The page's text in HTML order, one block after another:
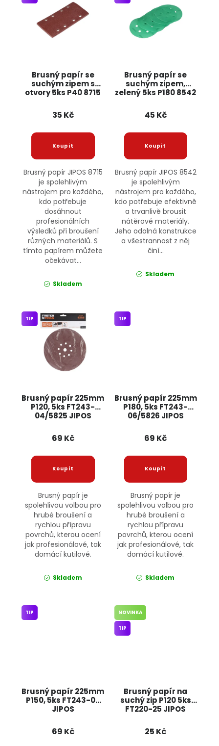
Brusný papír se
suchým zipem s
otvory 5ks P40 8715
35 Kč
Brusný papír JIPOS 8715
je spolehlivým
nástrojem pro každého,
kdo potřebuje
dosáhnout
profesionálních
výsledků při broušení
různých materiálů. S
tímto papírem můžete
očekávat...
Skladem
Brusný papír se
suchým zipem,
zelený 5ks P180 8542
45 Kč
Brusný papír JIPOS 8542
je spolehlivým
nástrojem pro každého,
kdo potřebuje efektivně
a trvanlivě brousit
nátěrové materiály.
Jeho odolná konstrukce
a všestrannost z něj
činí...
Skladem
Brusný papír 225mm
P120, 5ks FT243-
04/5825 JIPOS
TIP
69 Kč
Brusný papír je
spolehlivou volbou pro
hrubé broušení a
rychlou přípravu
povrchů, kterou ocení
jak profesionálové, tak
domácí kutilové.
Skladem
Brusný papír 225mm
P180, 5ks FT243-
06/5826 JIPOS
TIP
69 Kč
Brusný papír je
spolehlivou volbou pro
hrubé broušení a
rychlou přípravu
povrchů, kterou ocení
jak profesionálové, tak
domácí kutilové.
Skladem
Brusný papír 225mm
P150, 5ks FT243-05
JIPOS
TIP
69 Kč
Brusný papír na
suchý zip P120 5ks
FT220-25 JIPOS
NOVINKA
TIP
25 Kč